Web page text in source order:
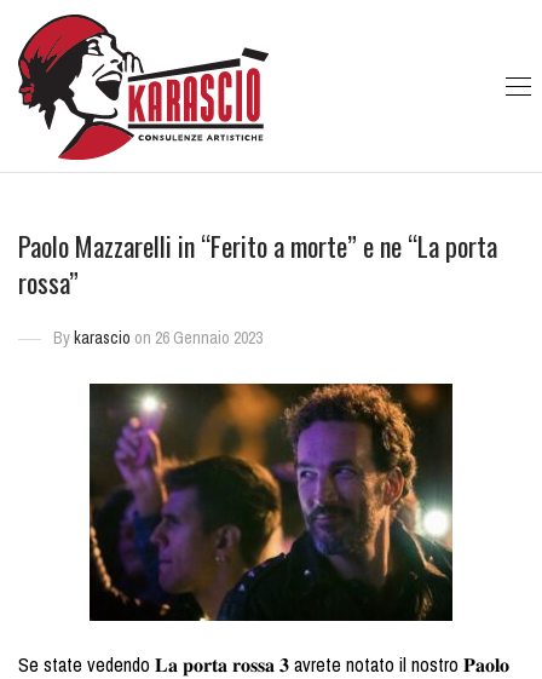
Paolo Mazzarelli in “Ferito a morte” e ne “La porta
rossa”
Bykarascio on 26 Gennaio 2023
Se state vedendo 𝐋𝐚 𝐩𝐨𝐫𝐭𝐚 𝐫𝐨𝐬𝐬𝐚 𝟑 avrete notato il nostro 𝐏𝐚𝐨𝐥𝐨